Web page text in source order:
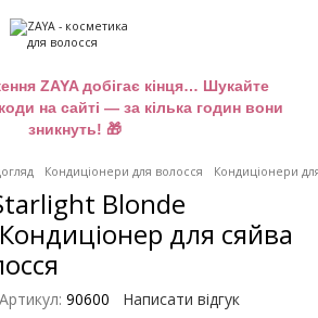
ZAYA добігає кінця… Шукайте
на сайті — за кілька годин вони
зникнуть! 🎁
Кондиціонери для волосся Кондиціонери
Blonde
для сяйва
Артикул: 90600 Написати відгук